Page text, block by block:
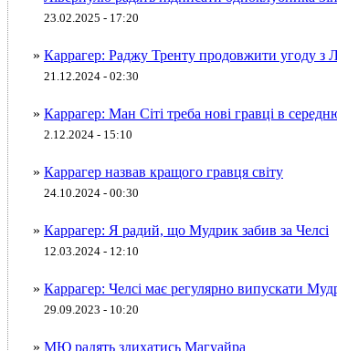
23.02.2025 - 17:20
» Каррагер: Раджу Тренту продовжити угоду з
21.12.2024 - 02:30
» Каррагер: Ман Сіті треба нові гравці в
2.12.2024 - 15:10
» Каррагер назвав кращого гравця світу
24.10.2024 - 00:30
» Каррагер: Я радий, що Мудрик забив за Челсі
12.03.2024 - 12:10
» Каррагер: Челсі має регулярно випускати
29.09.2023 - 10:20
» МЮ радять здихатись Магуайра